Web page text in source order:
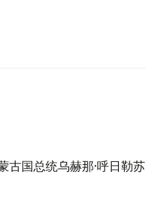
古国总统乌赫那·呼日勒苏